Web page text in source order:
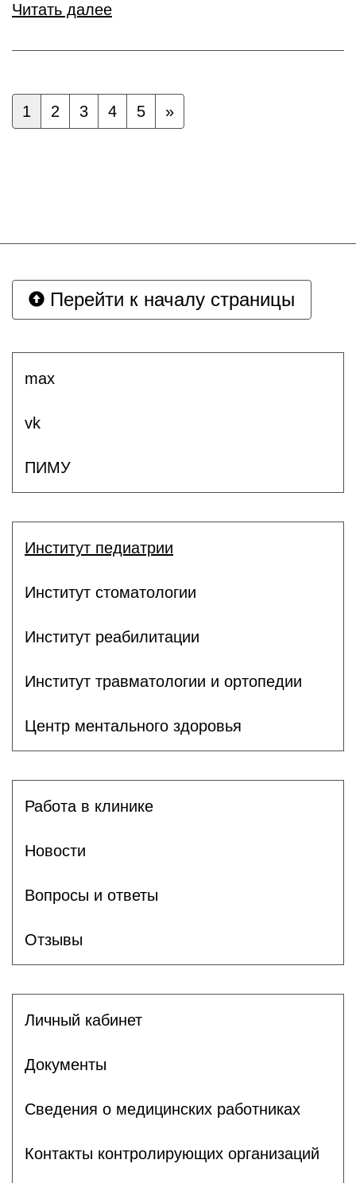
Читать далее
1 2 3 4 5 »
Перейти к началу страницы
max
vk
ПИМУ
Институт педиатрии
Институт стоматологии
Институт реабилитации
Институт травматологии и ортопедии
Центр ментального здоровья
Работа в клинике
Новости
Вопросы и ответы
Отзывы
Личный кабинет
Документы
Сведения о медицинских работниках
Контакты контролирующих организаций